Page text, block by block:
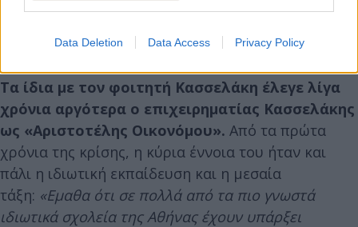
Data Deletion Data Access Privacy Policy
Τα ίδια με τον φοιτητή Κασσελάκη έλεγε λίγα
χρόνια αργότερα ο επιχειρηματίας Κασσελάκης
ως «Αριστοτέλης Οικονόμου». Από τα πρώτα
χρόνια της κρίσης, η κύρια έννοια του ήταν και
πάλι η ιδιωτική εκπαίδευση και η μεσαία
τάξη: «Εμαθα ότι σε πολλά από τα πιο γνωστά
ιδιωτικά σχολεία της Αθήνας έχουν υπάρξει